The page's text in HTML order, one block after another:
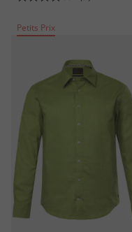
Petits Prix